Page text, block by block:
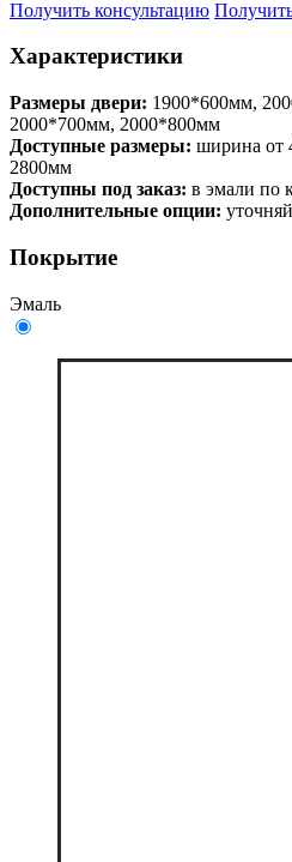
Получить консультацию
Характеристики
Размеры двери: 1900*600мм,
2000*700мм, 2000*800мм
Доступные размеры: ширина от
2800мм
Доступны под заказ: в эмали по
Дополнительные опции:
Покрытие
Эмаль